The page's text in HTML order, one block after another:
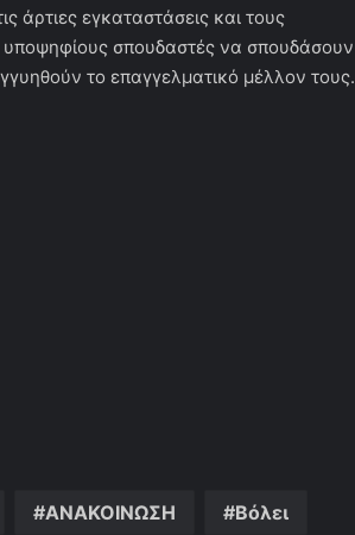
άρτιες εγκαταστάσεις και τους
υποψηφίους σπουδαστές να σπουδάσουν
το επαγγελματικό μέλλον τους.
ΑΝΑΚΟΙΝΩΣΗ Βόλει